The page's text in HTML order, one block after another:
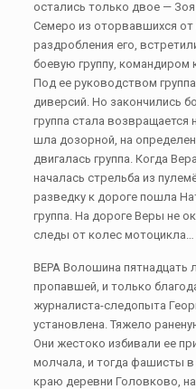
остались только двое —
Семеро из оторвавшихся от
раздробления его,
боевую группу,
Под ее руководством
диверсий. Но закончились
группа стала возвращается
шла дозорной, на
двигалась группа. Когда
началась стрельба из
разведку к дороге пошла
группа. На дороге Веры не
следы от колес мотоцикла…
ВЕРА Волошина пятнадцать
пропавшей, и только
журналиста-следопыта
установлена. Тяжело
Они жестоко избивали ее
молчала, и тогда фашисты
краю деревни Головково,